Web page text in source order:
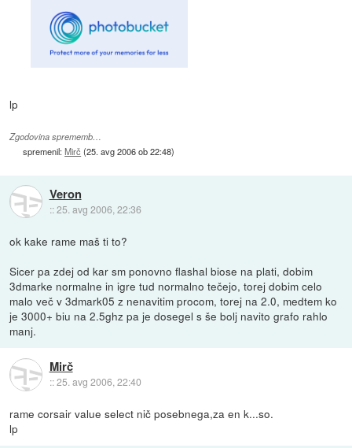
lp
Zgodovina sprememb…
spremenil:Mirč (25. avg 2006 ob 22:48)
Veron
::25. avg 2006, 22:36
ok kake rame maš ti to?
Sicer pa zdej od kar sm ponovno flashal biose na plati, dobim
3dmarke normalne in igre tud normalno tečejo, torej dobim celo
malo več v 3dmark05 z nenavitim procom, torej na 2.0, medtem ko
je 3000+ biu na 2.5ghz pa je dosegel s še bolj navito grafo rahlo
manj.
Mirč
::25. avg 2006, 22:40
rame corsair value select nič posebnega,za en k...so.
lp